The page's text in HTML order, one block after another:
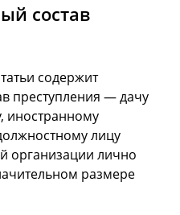
состав
содержит
преступления — дачу
иностранному
лицу
организации лично
размере